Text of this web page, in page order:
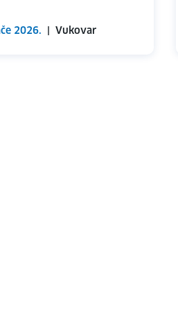
2026. Vukovar